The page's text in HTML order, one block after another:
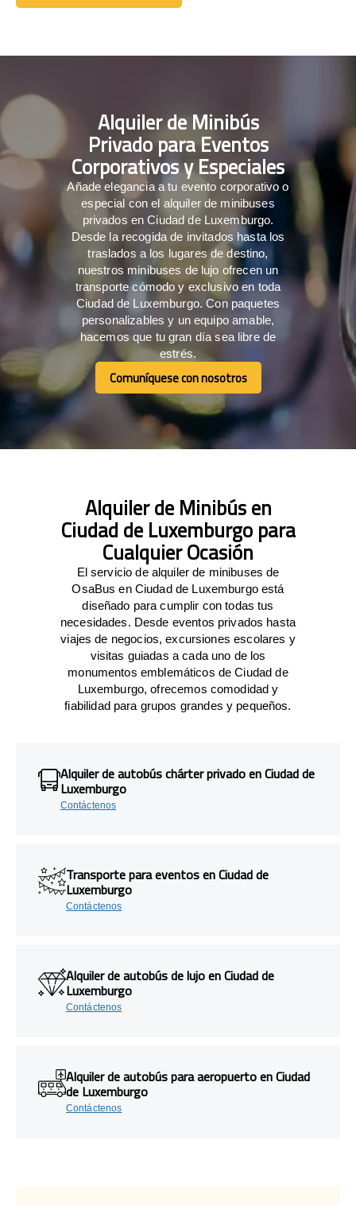
Comuníquese con nosotros
Alquiler de Minibús
Privado para Eventos
Corporativos y Especiales
Añade elegancia a tu evento corporativo o
especial con el alquiler de minibuses
privados en Ciudad de Luxemburgo.
Desde la recogida de invitados hasta los
traslados a los lugares de destino,
nuestros minibuses de lujo ofrecen un
transporte cómodo y exclusivo en toda
Ciudad de Luxemburgo. Con paquetes
personalizables y un equipo amable,
hacemos que tu gran día sea libre de
estrés.
Comuníquese con nosotros
Comuníquese con nosotros
Alquiler de Minibús en
Ciudad de Luxemburgo para
Cualquier Ocasión
El servicio de alquiler de minibuses de
OsaBus en Ciudad de Luxemburgo está
diseñado para cumplir con todas tus
necesidades. Desde eventos privados hasta
viajes de negocios, excursiones escolares y
visitas guiadas a cada uno de los
monumentos emblemáticos de Ciudad de
Luxemburgo, ofrecemos comodidad y
fiabilidad para grupos grandes y pequeños.
Alquiler de autobús chárter privado en Ciudad de
Luxemburgo
Contáctenos
Transporte para eventos en Ciudad de
Luxemburgo
Contáctenos
Alquiler de autobús de lujo en Ciudad de
Luxemburgo
Contáctenos
Alquiler de autobús para aeropuerto en Ciudad
de Luxemburgo
Contáctenos